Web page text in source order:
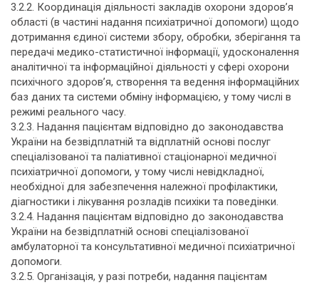
3.2.2. Координація діяльності закладів охорони здоров’я
області (в частині надання психіатричної допомоги) щодо
дотримання єдиної системи збору, обробки, зберігання та
передачі медико-статистичної інформації, удосконалення
аналітичної та інформаційної діяльності у сфері охорони
психічного здоров’я, створення та ведення інформаційних
баз даних та системи обміну інформацією, у тому числі в
режимі реального часу.
3.2.3. Надання пацієнтам відповідно до законодавства
України на безвідплатній та відплатній основі послуг
спеціалізованої та паліативної стаціонарної медичної
психіатричної допомоги, у тому числі невідкладної,
необхідної для забезпечення належної профілактики,
діагностики і лікування розладів психіки та поведінки.
3.2.4. Надання пацієнтам відповідно до законодавства
України на безвідплатній основі спеціалізованої
амбулаторної та консультативної медичної психіатричної
допомоги.
3.2.5. Організація, у разі потреби, надання пацієнтам